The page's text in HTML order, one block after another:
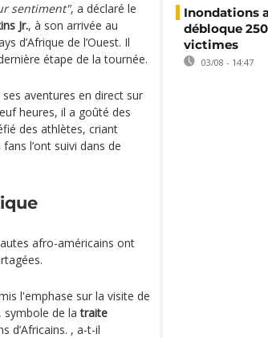
sentiment", a déclaré le
Jr., à son arrivée au
d’Afrique de l’Ouest. Il
étape de la tournée.
aventures en direct sur
heures, il a goûté des
des athlètes, criant
l’ont suivi dans de
afro-américains ont
l'emphase sur la visite de
, symbole de latraite
d’Africains. , a-t-il
Inondations
débloque
victimes
03/08 - 14:47